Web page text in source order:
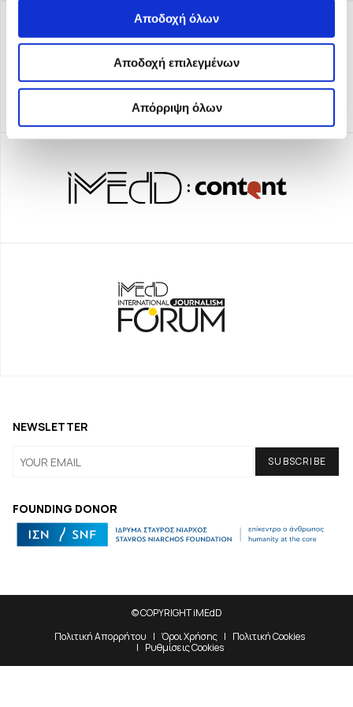
Αποδοχή όλων
Αποδοχή επιλεγμένων
Απόρριψη όλων
FOUNDING DONOR
NEWSLETTER
© COPYRIGHT iMEdD
Πολιτική Απορρήτου
Όροι Χρήσης
Πολιτική Cookies
Ρυθμίσεις Cookies